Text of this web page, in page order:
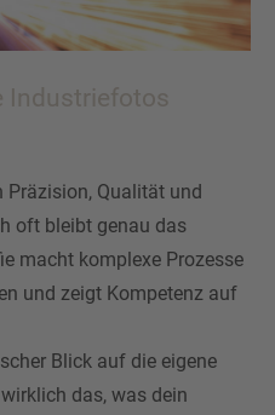
Industriefotos
Präzision, Qualität und
oft bleibt genau das
macht komplexe Prozesse
und zeigt Kompetenz auf
Blick auf die eigene
das, was dein